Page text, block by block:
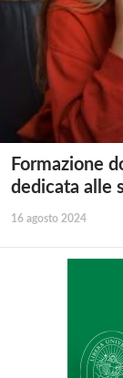
Formazione
dedicata alle
16 agosto 2024